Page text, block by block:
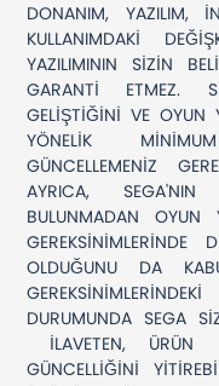
DONANIM, YAZILIM,
KULLANIMDAKİ
YAZILIMININ SİZİN
GARANTİ ETMEZ.
GELİŞTİĞİNİ VE OYUN
YÖNELİK
GÜNCELLEMENİZ
AYRICA,
BULUNMADAN OYUN
OLDUĞUNU DA
DURUMUNDA SEGA
İLAVETEN, ÜRÜN
GÜNCELLİĞİNİ